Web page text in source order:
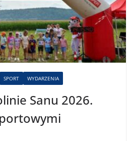
SPORT WYDARZENIA
Sanu 2026.